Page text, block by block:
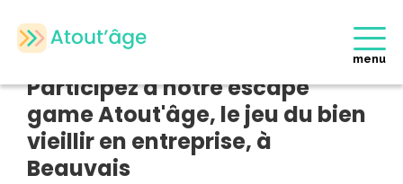
menu
Accueil > Evènements > Participez à notre escape game Atout’âge,
le jeu du bien vieillir en entreprise, à Beauvais
Participez à notre escape
game Atout'âge, le jeu du bien
vieillir en entreprise, à
Beauvais